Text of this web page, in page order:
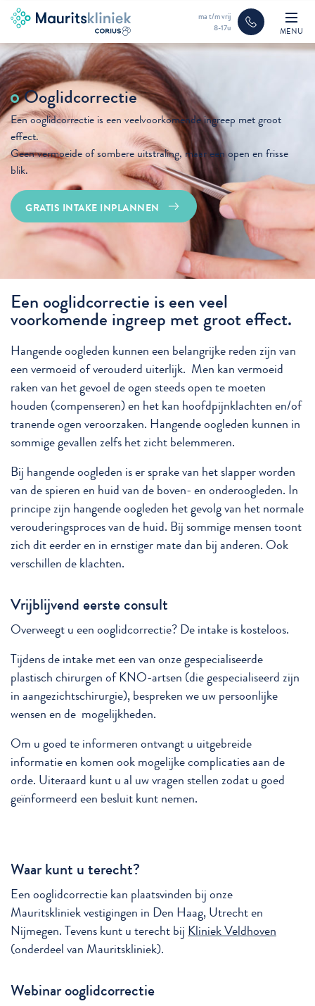
ma t/m vrij
8-17u
MENU
Ooglidcorrectie
Een ooglidcorrectie is een veelvoorkomende ingreep met groot
effect.
Geen vermoeide of sombere uitstraling, maar een open en frisse
blik.
GRATIS INTAKE INPLANNEN
Een ooglidcorrectie is een veel
voorkomende ingreep met groot effect.
Hangende oogleden kunnen een belangrijke reden zijn van
een vermoeid of verouderd uiterlijk. Men kan vermoeid
raken van het gevoel de ogen steeds open te moeten
houden (compenseren) en het kan hoofdpijnklachten en/of
tranende ogen veroorzaken. Hangende oogleden kunnen in
sommige gevallen zelfs het zicht belemmeren.
Bij hangende oogleden is er sprake van het slapper worden
van de spieren en huid van de boven- en onderoogleden. In
principe zijn hangende oogleden het gevolg van het normale
verouderingsproces van de huid. Bij sommige mensen toont
zich dit eerder en in ernstiger mate dan bij anderen. Ook
verschillen de klachten.
Vrijblijvend eerste consult
Overweegt u een ooglidcorrectie? De intake is kosteloos.
Tijdens de intake met een van onze gespecialiseerde
plastisch chirurgen of KNO-artsen (die gespecialiseerd zijn
in aangezichtschirurgie), bespreken we uw persoonlijke
wensen en de mogelijkheden.
Om u goed te informeren ontvangt u uitgebreide
informatie en komen ook mogelijke complicaties aan de
orde. Uiteraard kunt u al uw vragen stellen zodat u goed
geïnformeerd een besluit kunt nemen.
Waar kunt u terecht?
Een ooglidcorrectie kan plaatsvinden bij onze
Mauritskliniek vestigingen in Den Haag, Utrecht en
Nijmegen. Tevens kunt u terecht bij Kliniek Veldhoven
(onderdeel van Mauritskliniek).
Webinar ooglidcorrectie